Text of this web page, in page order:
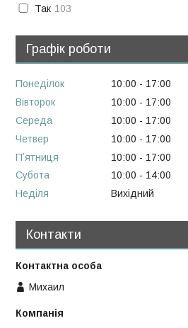
Так 103
Графік роботи
Понеділок 10:00
17:00
Вівторок
10:00
17:00
Середа
10:00
17:00
Четвер
10:00
17:00
Пʼятниця
10:00
17:00
Субота
10:00
14:00
Неділя
Вихідний
Контакти
Михаил